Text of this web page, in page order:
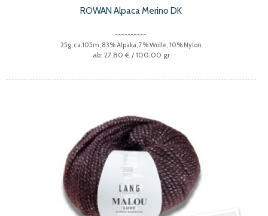
ROWAN Alpaca Merino DK
25g, ca.105m, 83% Alpaka, 7% Wolle, 10% Nylon
27,80 € / 100.00 gr